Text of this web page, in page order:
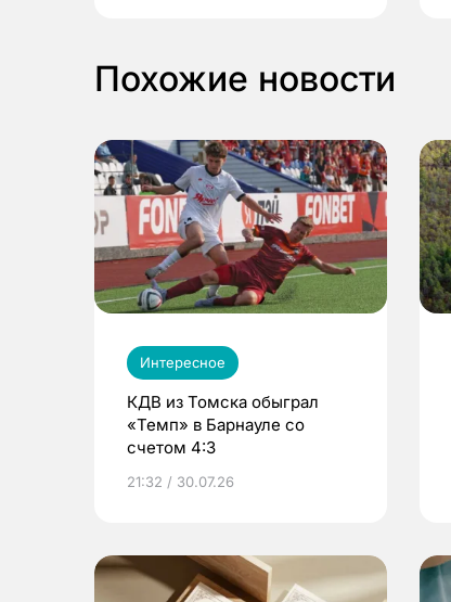
Похожие новости
Интересное
КДВ из Томска обыграл
«Темп» в Барнауле со
счетом 4:3
21:32 / 30.07.26